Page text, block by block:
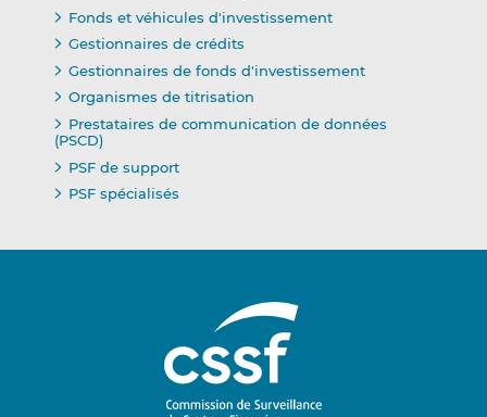
Fonds et véhicules d'investissement
Gestionnaires de crédits
Gestionnaires de fonds d'investissement
Organismes de titrisation
Prestataires de communication de données
(PSCD)
PSF de support
PSF spécialisés